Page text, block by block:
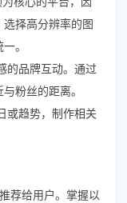
择高分辨率的图
。
的品牌互动。通过
粉丝的距离。
或趋势，制作相关
荐给用户。掌握以